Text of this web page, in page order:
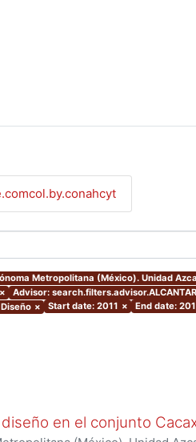
Metropolitana (México). Unidad
× Advisor:
× Start date: 2011 × End date:
en el conjunto